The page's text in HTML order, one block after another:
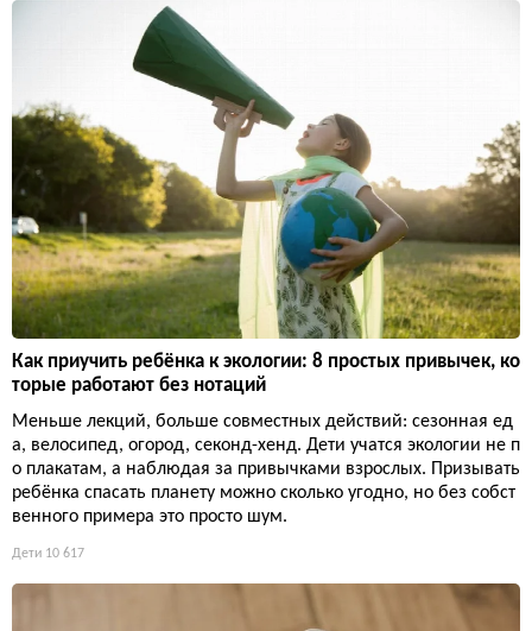
Как приучить ребёнка к экологии: 8 простых привычек, ко
торые работают без нотаций
Меньше лекций, больше совместных действий: сезонная ед
а, велосипед, огород, секонд-хенд. Дети учатся экологии не п
о плакатам, а наблюдая за привычками взрослых. Призывать
ребёнка спасать планету можно сколько угодно, но без собст
венного примера это просто шум.
Дети 10 617